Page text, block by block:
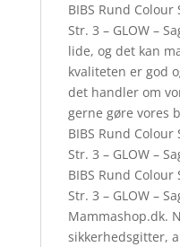
BIBS Rund Colour
Str. 3 – GLOW –
lide, og det kan
kvaliteten er god
det handler om
gerne gøre vores
BIBS Rund Colour
Str. 3 – GLOW –
BIBS Rund Colour
Str. 3 – GLOW –
Mammashop.dk.
sikkerhedsgitter,